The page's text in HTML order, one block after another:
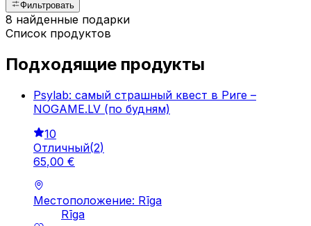
Фильтровать
8 найденные подарки
Список продуктов
Подходящие продукты
Psylab: самый страшный квест в Риге –
NOGAME.LV (по будням)
10
Отличный(2)
65,00 €
Местоположение: Rīga
Rīga